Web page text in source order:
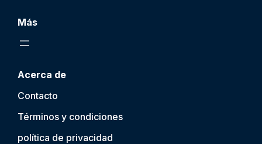
Más
Acerca de
Contacto
Términos y condiciones
política de privacidad